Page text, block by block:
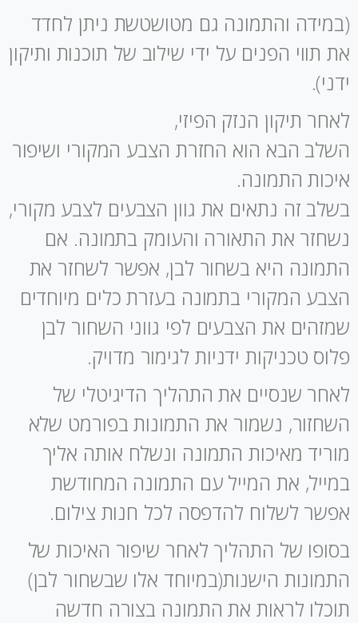
(במידה והתמונה גם מטושטשת ניתן לחדד
את תווי הפנים על ידי שילוב של תוכנות ותיקון
ידני).
לאחר תיקון הנזק הפיזי,
השלב הבא הוא החזרת הצבע המקורי ושיפור
איכות התמונה.
בשלב זה נתאים את גוון הצבעים לצבע מקורי,
נשחזר את התאורה והעומק בתמונה. אם
התמונה היא בשחור לבן, אפשר לשחזר את
הצבע המקורי בתמונה בעזרת כלים מיוחדים
שמזהים את הצבעים לפי גווני השחור לבן
פלוס טכניקות ידניות לגימור מדויק.
לאחר שנסיים את התהליך הדיגיטלי של
השחזור, נשמור את התמונות בפורמט שלא
מוריד מאיכות התמונה ונשלח אותה אליך
במייל, את המייל עם התמונה המחודשת
אפשר לשלוח להדפסה לכל חנות צילום.
בסופו של התהליך לאחר שיפור האיכות של
התמונות הישנות(במיוחד אלו שבשחור לבן)
תוכלו לראות את התמונה בצורה חדשה